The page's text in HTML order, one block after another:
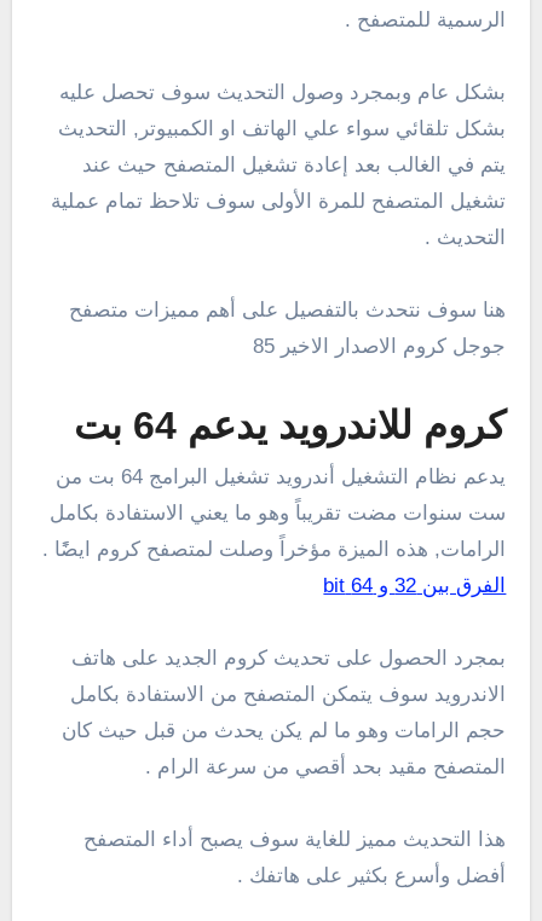
الرسمية للمتصفح .
بشكل عام وبمجرد وصول التحديث سوف تحصل عليه
بشكل تلقائي سواء علي الهاتف او الكمبيوتر, التحديث
يتم في الغالب بعد إعادة تشغيل المتصفح حيث عند
تشغيل المتصفح للمرة الأولى سوف تلاحظ تمام عملية
التحديث .
هنا سوف نتحدث بالتفصيل على أهم مميزات متصفح
جوجل كروم الاصدار الاخير 85
كروم للاندرويد يدعم 64 بت
يدعم نظام التشغيل أندرويد تشغيل البرامج 64 بت من
ست سنوات مضت تقريباً وهو ما يعني الاستفادة بكامل
الرامات, هذه الميزة مؤخراً وصلت لمتصفح كروم ايضًًا .
الفرق بين 32 و 64 bit
بمجرد الحصول على تحديث كروم الجديد على هاتف
الاندرويد سوف يتمكن المتصفح من الاستفادة بكامل
حجم الرامات وهو ما لم يكن يحدث من قبل حيث كان
المتصفح مقيد بحد أقصي من سرعة الرام .
هذا التحديث مميز للغاية سوف يصبح أداء المتصفح
أفضل وأسرع بكثير على هاتفك .